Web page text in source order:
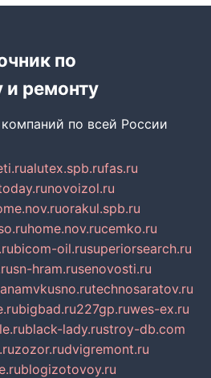
по
и ремонту
по всей России
alutex.spb.rufas.ru
novoizol.ru
orakul.spb.ru
home.nov.rucemko.ru
bicom-oil.rusuperiorsearch.ru
sn-hram.rusenovosti.ru
anamvkusno.rutechnosaratov.ru
bigbad.ru227gp.ruwes-ex.ru
black-lady.rustroy-db.com
zozor.rudvigremont.ru
blogizotovoy.ru